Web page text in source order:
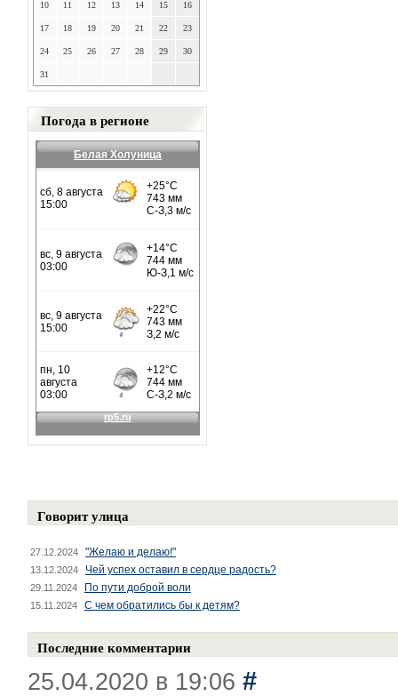
10 11 12 13 14 15 16
17 18 19 20 21 22 23
24 25 26 27 28 29 30
31
Погода в регионе
Белая Холуница
Говорит улица
27.12.2024 "Желаю и делаю!"
13.12.2024 Чей успех оставил в сердце радость?
29.11.2024 По пути доброй воли
15.11.2024 С чем обратились бы к детям?
Последние комментарии
25.04.2020 в 19:06 #